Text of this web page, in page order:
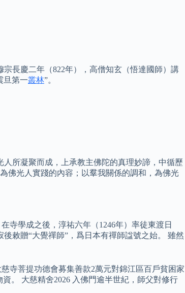
長慶二年（822年），高僧知玄（悟達國師）講
旦第一叢林”。
所凝聚而成，上承教主佛陀的真理妙諦，中循歷
佛光人實踐的內容；以羣我關係的調和，為佛光
寺學成之後，淳祐六年（1246年）率徒東渡日
敕贈“大覺禪師”，爲日本有禪師諡號之始。 雖然
寺菩提功德會募集善款2萬元對錦江區百戶貧困家
。 大慈精舍2026 入佛門逾半世紀，師父對修行